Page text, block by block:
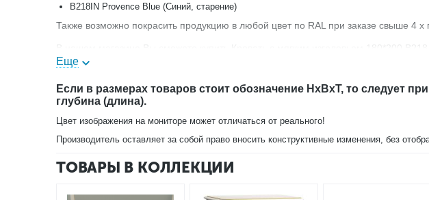
В218IN Provence Blue (Синий, старение)
Также возможно покрасить продукцию в любой цвет по RAL при заказе свыше 4 х
В нашем магазине Вы сможете купить Кровать с мягким изголовьем 180*200 В218
Еще
Если в размерах товаров стоит обозначение HxBxT, то следует
глубина (длина).
Цвет изображения на мониторе может отличаться от реального!
Производитель оставляет за собой право вносить конструктивные изменения, без
ТОВАРЫ В КОЛЛЕКЦИИ